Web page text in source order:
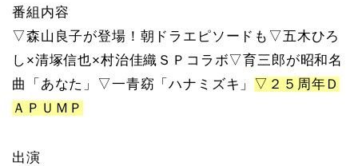
番組内容
▽森山良子が登場！朝ドラエピソードも▽五木ひろ
し×清塚信也×村治佳織ＳＰコラボ▽育三郎が昭和名
曲「あなた」▽一青窈「ハナミズキ」 ▽２５周年Ｄ
ＡＰＵＭＰ
出演